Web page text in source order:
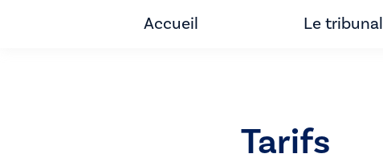
Accueil Le tribunal
Tarifs